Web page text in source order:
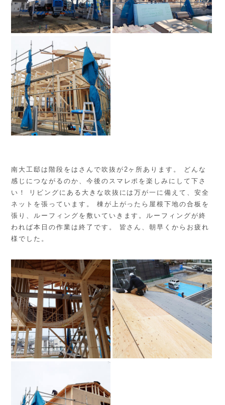
南大工邸は階段をはさんで吹抜が2ヶ所あります。 どんな
感じにつながるのか、今後のスマレポを楽しみにして下さ
い！ リビングにある大きな吹抜には万が一に備えて、安全
ネットを張っています。 棟が上がったら屋根下地の合板を
張り、ルーフィングを敷いていきます。ルーフィングが終
われば本日の作業は終了です。 皆さん、朝早くからお疲れ
様でした。